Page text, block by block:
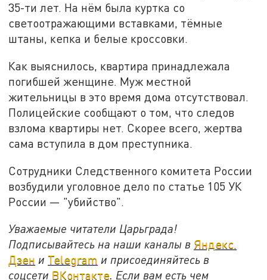
35-ти лет. На нём была куртка со
светоотражающими вставками, тёмные
штаны, кепка и белые кроссовки.
Как выяснилось, квартира принадлежала
погибшей женщине. Муж местной
жительницы в это время дома отсутствовал.
Полицейские сообщают о том, что следов
взлома квартиры нет. Скорее всего, жертва
сама вступила в дом преступника.
Сотрудники Следственного комитета России
возбудили уголовное дело по статье 105 УК
России — "убийство".
Уважаемые читатели Царьграда!
Подписывайтесь на наши каналы в Яндекс.
Дзен и Telegram и присоединяйтесь в
соцсети ВКонтакте. Если вам есть чем